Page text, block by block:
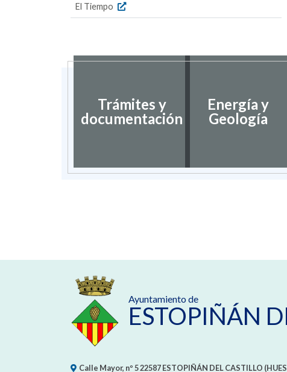
El Tiempo
Trámites y
documentación
Energía y
Geología
Ayuntamiento de
ESTOPIÑÁN
Calle Mayor, nº 522587ESTOPIÑÁN DEL CASTILLO